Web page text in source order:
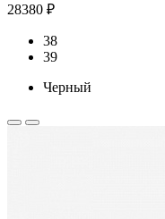
28380 ₽
38
39
Черный